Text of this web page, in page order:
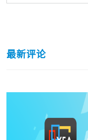
最新评论